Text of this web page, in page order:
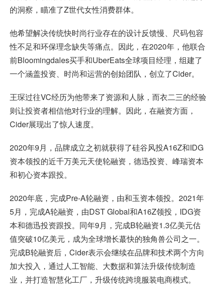
的洞察，瞄准了Z世代女性消费群体。
他希望解决传统快时尚行业存在的设计反馈慢、尺码包容
性不足和环保理念缺失等痛点。因此，在2020年，他联合
前Bloomingdales买手和UberEats全球项目经理，组建了
一个涵盖投资、时尚和运营的创始团队，创立了Cider。
王琛过往VC经历为他带来了资源和人脉，而衣二三的经验
则让投资者相信他对行业的理解。因此，在融资方面，
Cider展现出了惊人速度。
2020年9月，品牌成立之初就获得了硅谷风投A16Z和IDG
资本领投的近千万美元天使轮融资，德迅投资、峰瑞资本
和初心资本跟投。
2020年底，完成Pre-A轮融资，由和玉资本领投。2021年
5月，完成A轮融资，由DST Global和A16Z领投，IDG资
本和德迅投资跟投。同年9月，完成B轮融资1.3亿美元估
值突破10亿美元，成为全球增长蕞快的独角兽公司之一。
完成B轮融资后，Cider表示会继续在品牌和技术两个方向
加大投入，通过人工智能、大数据和算法升级传统制造
业，并打造智慧化工厂，升级传统跨境服装电商模式。